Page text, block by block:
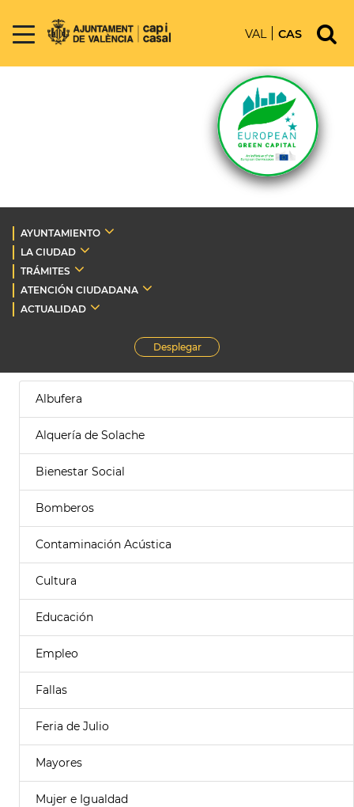
VAL CAS
AYUNTAMIENTO
LA CIUDAD
TRÁMITES
ATENCIÓN CIUDADANA
ACTUALIDAD
Desplegar
Albufera
Alquería de Solache
Bienestar Social
Bomberos
Contaminación Acústica
Cultura
Educación
Empleo
Fallas
Feria de Julio
Mayores
Mujer e Igualdad